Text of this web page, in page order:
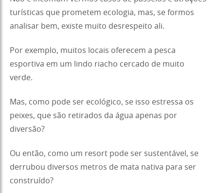
turísticas que prometem ecologia, mas, se formos
analisar bem, existe muito desrespeito ali.
Por exemplo, muitos locais oferecem a pesca
esportiva em um lindo riacho cercado de muito
verde.
Mas, como pode ser ecológico, se isso estressa os
peixes, que são retirados da água apenas por
diversão?
Ou então, como um resort pode ser sustentável, se
derrubou diversos metros de mata nativa para ser
construído?